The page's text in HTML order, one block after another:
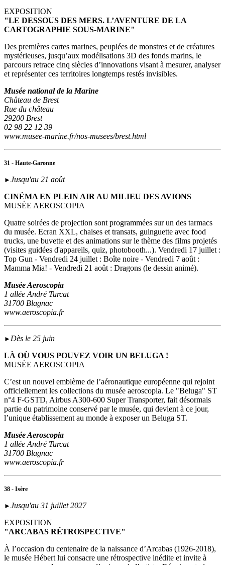
EXPOSITION
"LE DESSOUS DES MERS. L’AVENTURE DE LA
CARTOGRAPHIE SOUS-MARINE"
Des premières cartes marines, peuplées de monstres et de créatures
mystérieuses, jusqu’aux modélisations 3D des fonds marins, le
parcours retrace cinq siècles d’innovations visant à mesurer, analyser
et représenter ces territoires longtemps restés invisibles.
Musée national de la Marine
Château de Brest
Rue du château
29200 Brest
02 98 22 12 39
www.musee-marine.fr/nos-musees/brest.html
31 - Haute-Garonne
► Jusqu'au 21 août
CINÉMA EN PLEIN AIR AU MILIEU DES AVIONS
MUSÉE AEROSCOPIA
Quatre soirées de projection sont programmées sur un des tarmacs
du musée. Ecran XXL, chaises et transats, guinguette avec food
trucks, une buvette et des animations sur le thème des films projetés
(visites guidées d'appareils, quiz, photobooth...). Vendredi 17 juillet :
Top Gun - Vendredi 24 juillet : Boîte noire - Vendredi 7 août :
Mamma Mia! - Vendredi 21 août : Dragons (le dessin animé).
Musée Aeroscopia
1 allée André Turcat
31700 Blagnac
www.aeroscopia.fr
► Dès le 25 juin
LÀ OÙ VOUS POUVEZ VOIR UN BELUGA !
MUSÉE AEROSCOPIA
C’est un nouvel emblème de l’aéronautique européenne qui rejoint
officiellement les collections du musée aeroscopia. Le "Beluga" ST
n°4 F-GSTD, Airbus A300-600 Super Transporter, fait désormais
partie du patrimoine conservé par le musée, qui devient à ce jour,
l’unique établissement au monde à exposer un Beluga ST.
Musée Aeroscopia
1 allée André Turcat
31700 Blagnac
www.aeroscopia.fr
38 - Isère
► Jusqu'au 31 juillet 2027
EXPOSITION
"ARCABAS RÉTROSPECTIVE"
À l’occasion du centenaire de la naissance d’Arcabas (1926-2018),
le musée Hébert lui consacre une rétrospective inédite et invite à